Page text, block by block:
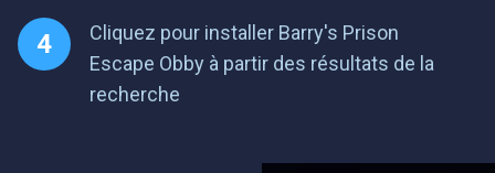
Cliquez pour installer Barry's Prison
Escape Obby à partir des résultats de la
recherche